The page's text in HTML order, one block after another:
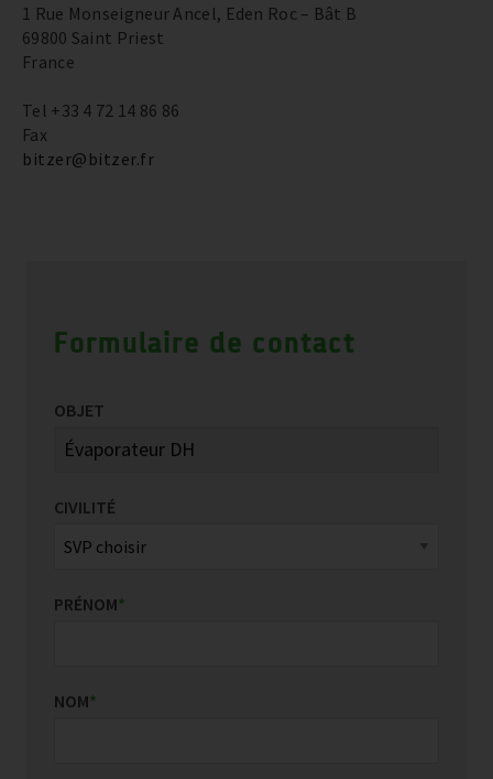
1 Rue Monseigneur Ancel, Eden Roc – Bât B
69800 Saint Priest
France
Tel +33 4 72 14 86 86
Fax
bitzer@bitzer.fr
Formulaire de contact
OBJET
CIVILITÉ
PRÉNOM*
NOM*